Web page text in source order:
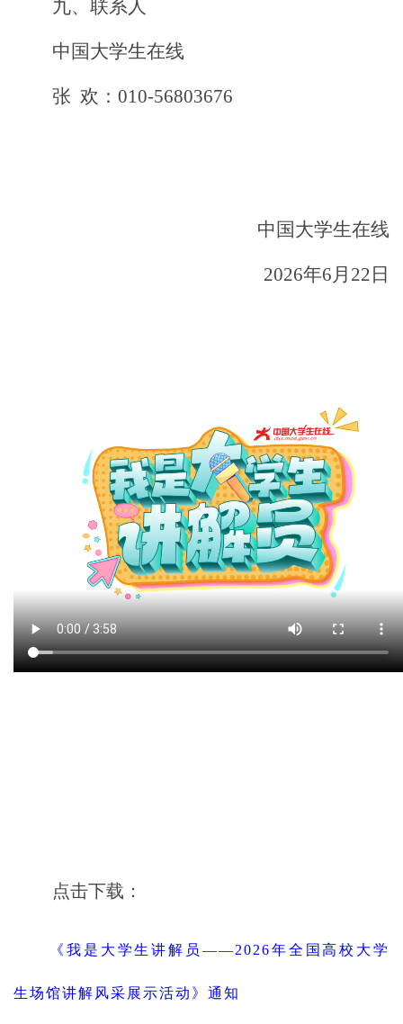
九、联系人
中国大学生在线
张 欢： 010-56803676
中国大学生在线
2026年6月 22 日
点击下载：
《我是大学生讲解员——2026年全国高校大学
生场馆讲解风采展示活动》通知